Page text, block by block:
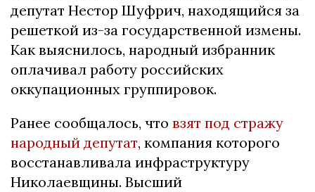
депутат Нестор Шуфрич, находящийся за
решеткой из-за государственной измены.
Как выяснилось, народный избранник
оплачивал работу российских
оккупационных группировок.
Ранее сообщалось, что взят под стражу
народный депутат, компания которого
восстанавливала инфраструктуру
Николаевщины. Высший